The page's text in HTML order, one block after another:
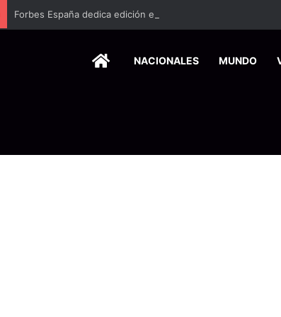
Forbes España dedica edición especial a Costa Rica para
HOMENACIONALES MUNDO